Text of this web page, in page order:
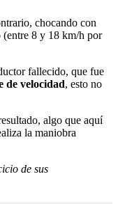
chocando con
(entre 8 y 18 km/h por
fallecido, que fue
de velocidad, esto no
algo que aquí
la maniobra
de sus